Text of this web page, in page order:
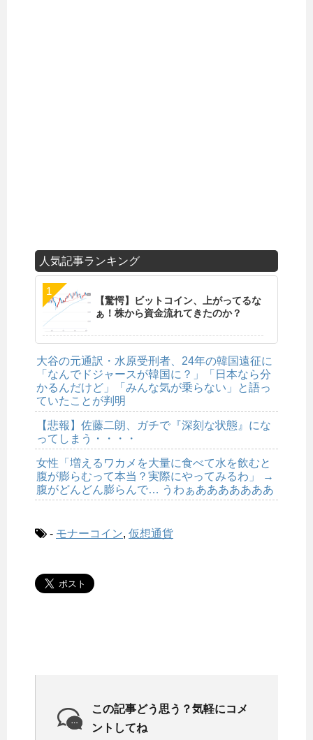
人気記事ランキング
【驚愕】ビットコイン、上がってるな
ぁ！株から資金流れてきたのか？
大谷の元通訳・水原受刑者、24年の韓国遠征に
「なんでドジャースが韓国に？」「日本なら分
かるんだけど」「みんな気が乗らない」と語っ
ていたことが判明
【悲報】佐藤二朗、ガチで『深刻な状態』にな
ってしまう・・・・
女性「増えるワカメを大量に食べて水を飲むと
腹が膨らむって本当？実際にやってみるわ」 →
腹がどんどん膨らんで… うわぁあああああああ
- モナーコイン, 仮想通貨
この記事どう思う？気軽にコメ
ントしてね